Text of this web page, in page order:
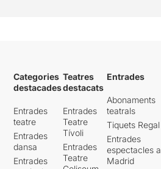
Categories
destacades
Entrades
teatre
Entrades
dansa
Entrades
Teatres
destacats
Entrades
Teatre
Tívoli
Entrades
Teatre
Entrades
Abonaments
teatrals
Tiquets Regal
Entrades
espectacles a
Madrid